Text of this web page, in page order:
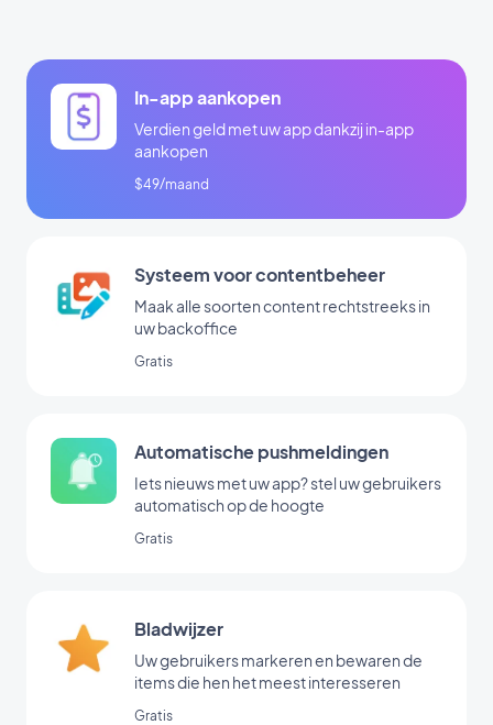
In-app aankopen
Verdien geld met uw app dankzij in-app
aankopen
$49/maand
Systeem voor contentbeheer
Maak alle soorten content rechtstreeks in
uw backoffice
Gratis
Automatische pushmeldingen
Iets nieuws met uw app? stel uw gebruikers
automatisch op de hoogte
Gratis
Bladwijzer
Uw gebruikers markeren en bewaren de
items die hen het meest interesseren
Gratis